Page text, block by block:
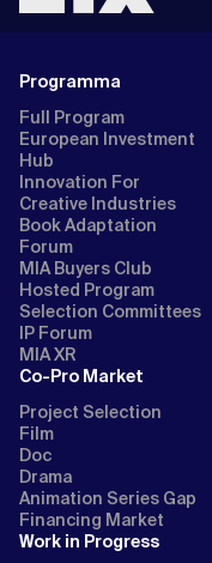
Programma
Full Program
European Investment
Hub
Innovation For
Creative Industries
Book Adaptation
Forum
MIA Buyers Club
Hosted Program
Selection Committees
IP Forum
MIA XR
Co-Pro Market
Project Selection
Film
Doc
Drama
Animation Series Gap
Financing Market
Work in Progress